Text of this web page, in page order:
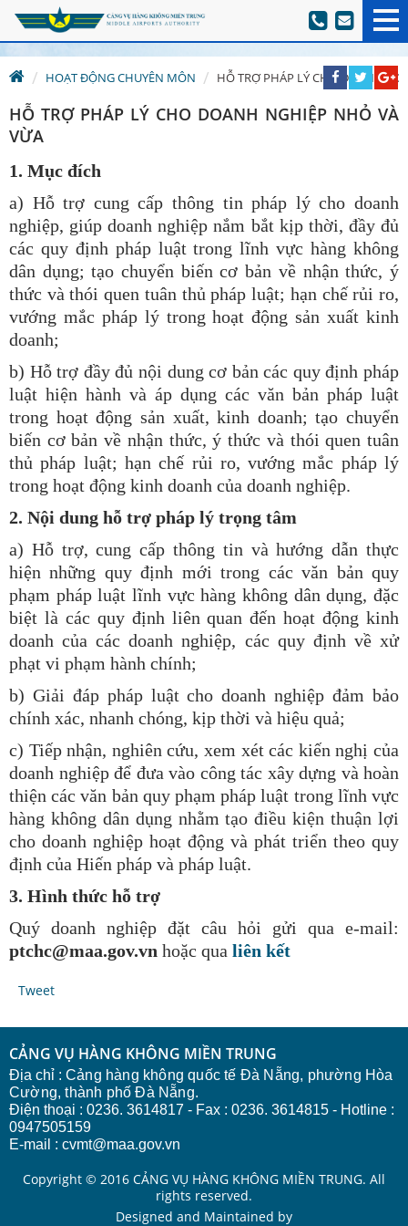
HOẠT ĐỘNG CHUYÊN MÔN HỖ TRỢ PHÁP LÝ CHO DOANH
HỖ TRỢ PHÁP LÝ CHO DOANH NGHIỆP NHỎ VÀ
VỪA
1. Mục đích
a) Hỗ trợ cung cấp thông tin pháp lý cho doanh
nghiệp, giúp doanh nghiệp nắm bắt kịp thời, đầy đủ
các quy định pháp luật trong lĩnh vực hàng không
dân dụng; tạo chuyển biến cơ bản về nhận thức, ý
thức và thói quen tuân thủ pháp luật; hạn chế rủi ro,
vướng mắc pháp lý trong hoạt động sản xuất kinh
doanh;
b) Hỗ trợ đầy đủ nội dung cơ bản các quy định pháp
luật hiện hành và áp dụng các văn bản pháp luật
trong hoạt động sản xuất, kinh doanh; tạo chuyển
biến cơ bản về nhận thức, ý thức và thói quen tuân
thủ pháp luật; hạn chế rủi ro, vướng mắc pháp lý
trong hoạt động kinh doanh của doanh nghiệp.
2. Nội dung hỗ trợ pháp lý trọng tâm
a) Hỗ trợ, cung cấp thông tin và hướng dẫn thực
hiện những quy định mới trong các văn bản quy
phạm pháp luật lĩnh vực hàng không dân dụng, đặc
biệt là các quy định liên quan đến hoạt động kinh
doanh của các doanh nghiệp, các quy định về xử
phạt vi phạm hành chính;
b) Giải đáp pháp luật cho doanh nghiệp đảm bảo
chính xác, nhanh chóng, kịp thời và hiệu quả;
c) Tiếp nhận, nghiên cứu, xem xét các kiến nghị của
doanh nghiệp để đưa vào công tác xây dựng và hoàn
thiện các văn bản quy phạm pháp luật trong lĩnh vực
hàng không dân dụng nhằm tạo điều kiện thuận lợi
cho doanh nghiệp hoạt động và phát triển theo quy
định của Hiến pháp và pháp luật.
3. Hình thức hỗ trợ
Quý doanh nghiệp đặt câu hỏi gửi qua e-mail:
ptchc@maa.gov.vn hoặc qua liên kết
Tweet
CẢNG VỤ HÀNG KHÔNG MIỀN TRUNG
Địa chỉ : Cảng hàng không quốc tế Đà Nẵng, phường Hòa
Cường, thành phố Đà Nẵng.
Điện thoại : 0236. 3614817 - Fax : 0236. 3614815 - Hotline :
0947505159
E-mail : cvmt@maa.gov.vn
Copyright © 2016 CẢNG VỤ HÀNG KHÔNG MIỀN TRUNG. All
rights reserved.
Designed and Maintained by